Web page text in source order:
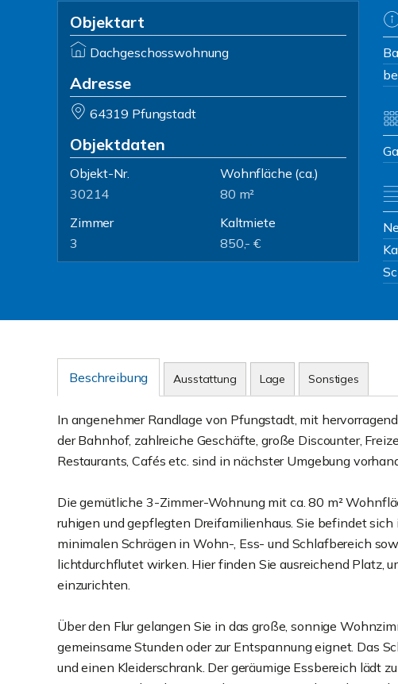
Objektart
Dachgeschosswohnung
Adresse
64319 Pfungstadt
Objektdaten
Objekt-Nr.
30214
Wohnfläche (ca.)
80 m²
Zimmer
3
Kaltmiete
850,- €
Beschreibung Ausstattung Lage Sonstiges
In angenehmer Randlage von Pfungstadt, mit
der Bahnhof, zahlreiche Geschäfte, große Discounter,
Restaurants, Cafés etc. sind in nächster Umgebung
Die gemütliche 3-Zimmer-Wohnung mit ca. 80 m²
ruhigen und gepflegten Dreifamilienhaus. Sie befindet
minimalen Schrägen in Wohn-, Ess- und Schlafbereich
lichtdurchflutet wirken. Hier finden Sie ausreichend Platz,
einzurichten.
Über den Flur gelangen Sie in das große, sonnige
gemeinsame Stunden oder zur Entspannung eignet. Das
und einen Kleiderschrank. Der geräumige Essbereich lädt